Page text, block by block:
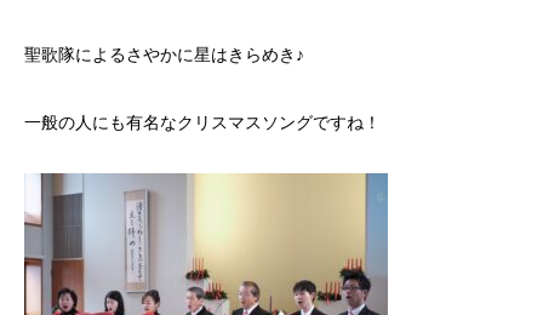
聖歌隊によるさやかに星はきらめき♪
一般の人にも有名なクリスマスソングですね！